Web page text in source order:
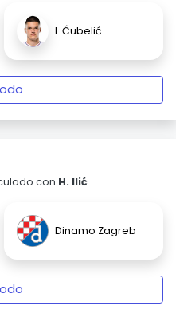
I. Ćubelić
con H. Ilić.
Dinamo Zagreb